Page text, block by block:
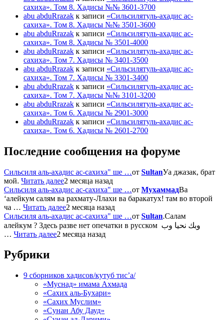
сахиха». Том 8. Хадисы №№ 3601-3700
abu abduRrazak к записи «Сильсилятуль-ахадис ас-
сахиха». Том 8. Хадисы №№ 3501-3600
abu abduRrazak к записи «Сильсилятуль-ахадис ас-
сахиха». Том 8. Хадисы № 3501-4000
abu abduRrazak к записи «Сильсилятуль-ахадис ас-
сахиха». Том 7. Хадисы № 3401-3500
abu abduRrazak к записи «Сильсилятуль-ахадис ас-
сахиха». Том 7. Хадисы № 3301-3400
abu abduRrazak к записи «Сильсилятуль-ахадис ас-
сахиха». Том 7. Хадисы №№ 3101-3200
abu abduRrazak к записи «Сильсилятуль-ахадис ас-
сахиха». Том 6. Хадисы № 2901-3000
abu abduRrazak к записи «Сильсилятуль-ахадис ас-
сахиха». Том 6. Хадисы № 2601-2700
Последние сообщения на форуме
Сильсиля аль-ахадис ас-сахиха" ше …от SultanУа джазак, брат
мой. Читать далее2 месяца назад
Сильсиля аль-ахадис ас-сахиха" ше …от МухаммадВа
‘алейкум салям ва рахмату-Ллахи ва баракатух! там во второй
ча … Читать далее2 месяца назад
Сильсиля аль-ахадис ас-сахиха" ше …от Sultan.Салам
алейкум ? Здесь разве нет опечатки в русском وبك نحيا وب
… Читать далее2 месяца назад
Рубрики
9 сборников хадисов/кутуб тис’а/
«Муснад» имама Ахмада
«Сахих аль-Бухари»
«Сахих Муслим»
«Сунан Абу Дауд»